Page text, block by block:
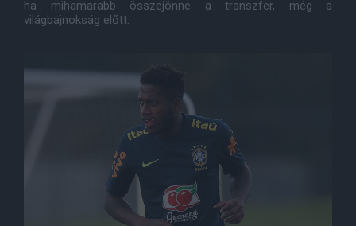
ha mihamarabb összejönne a transzfer, még a
világbajnokság előtt.